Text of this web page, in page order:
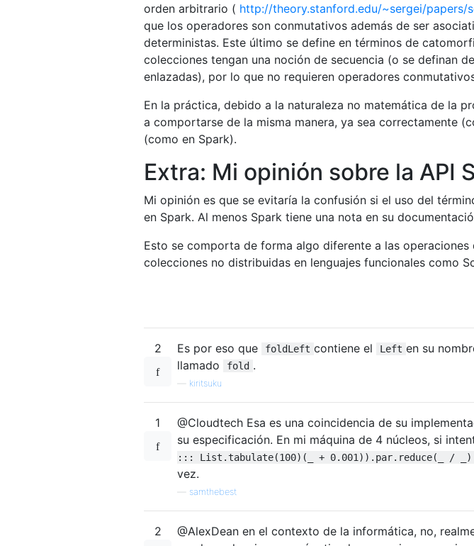
orden arbitrario ( http://theory.stanford.edu/~sergei/papers/
que los operadores son conmutativos además de ser
deterministas. Este último se define en términos de
colecciones tengan una noción de secuencia (o se definan
enlazadas), por lo que no requieren operadores
En la práctica, debido a la naturaleza no matemática de la
a comportarse de la misma manera, ya sea correctamente
(como en Spark).
Extra: Mi opinión sobre la API
Mi opinión es que se evitaría la confusión si el uso del
en Spark. Al menos Spark tiene una nota en su
Esto se comporta de forma algo diferente a las
colecciones no distribuidas en lenguajes funcionales como
2 Es por eso que foldLeft contiene el Left en su
llamado
fold .
kiritsuku
1
@Cloudtech Esa es una coincidencia de su
su especificación. En mi máquina de 4 núcleos, si
::: List.tabulate(100)(_ + 0.001)).par.reduce(_ / _)
vez.
samthebest
2
@AlexDean en el contexto de la informática, no,